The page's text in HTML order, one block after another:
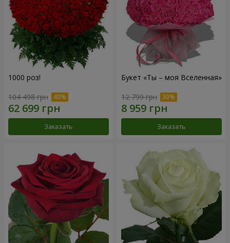
1000 роз!
104 498 грн
Заказать
Букет «Ты – моя Вселенная»
12 799 грн
Заказать